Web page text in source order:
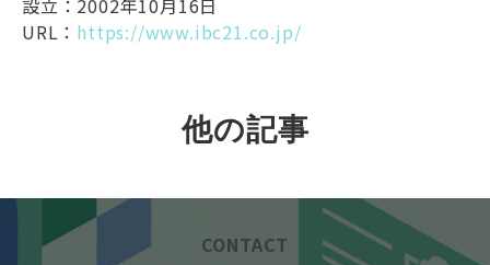
設立：2002年10月16日
URL： https://www.ibc21.co.jp/
他の記事
CONTACT